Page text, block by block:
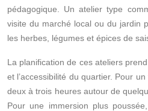
pédagogique. Un atelier type
visite du marché local ou du jardin
les herbes, légumes et épices de
La planification de ces ateliers
et l’accessibilité du quartier. Pour
deux à trois heures autour de
Pour une immersion plus